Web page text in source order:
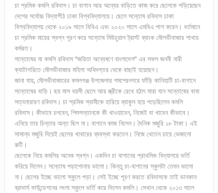
চা শ্রমিক কমলি রবিদাস। চা বাগান আর অন্যের বাড়িতে কাজ করে ছেলেকে পড়িয়েছেন
দেশের সর্বোচ্চ বিদ্যাপীঠ ঢাকা বিশ্ববিদ্যালয়ে। ছেলে সন্তোষ রবিদাস ঢাকা
বিশ্ববিদ্যালয় থেকে ২০১৯ সালে বিবিএ এবং ২০২০ সালে এমবিএ পাশ করেন। বর্তমানে
চা শ্রমিক মায়ের স্বপ্ন পূরণ করে সন্তোষ মিউচুয়াল ট্রাস্ট ব্যাংক মৌলভীবাজার শাখায়
কর্মরত।
সন্তোষের মা কমলি রবিদাস “জয়িতা অন্বেষণে বাংলাদেশ” এর সফল জননী নারী
ক্যাটাগরিতে মৌলভীবাজার মহিলা অধিদপ্তর থেকে বাছাই হয়েছেন।
জানা যায়, মৌলভীবাজারের কমলগঞ্জ উপজেলার শমশেরনগরে ফাঁড়ি কানিহাটি চা-বাগানে
সন্তোষের বাড়ি। ছয় মাস বয়সী ছেলে আর স্ত্রীকে রেখে হঠাৎ মারা যান সন্তোষের বাবা
সত্যনারায়ণ রবিদাস। চা শ্রমিক স্বামীকে হারিয়ে ব্যাকুল হয়ে পড়েছিলেন কমলি
রবিদাস। কীভাবে চলবেন, শিশুসন্তানকে কী খাওয়াবেন, নিজেই বা খাবেন কীভাবে।
এনিয়ে তার চিন্তার অন্ত ছিল না। বাগানে কাজ নিলেন। দৈনিক মজুরি ১৮ টাকা। এই
সামান্য মজুরি দিয়েই ছেলের খাবারের ব্যবস্থা করতেন। নিজে খেতেন চায়ে ভেজানো
রুটি।
ছেলেকে নিয়ে কমলির অনেক স্বপ্ন। একদিন চা বাগানের প্রাথমিক বিদ্যালয়ে ভর্তি
করিয়ে দিলেন। সন্তোষ পড়াশোনায় ভালো। কিন্তু চা-বাগানের স্কুলটা তেমন ভালো
না। ছেলের ইচ্ছে ভালো স্কুলে পড়া। সেই ইচ্ছে পূরণ করতে রবিদাসকে তাই ডানকান
ব্রাদার্স ফাউন্ডেশনের লংলা স্কুলে ভর্তি করে দিলেন কমলি। সেখান থেকে ২০১৩ সালে